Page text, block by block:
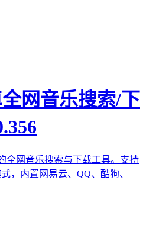
网音乐搜索/下
全网音乐搜索与下载工具。支持
，内置网易云、QQ、酷狗、